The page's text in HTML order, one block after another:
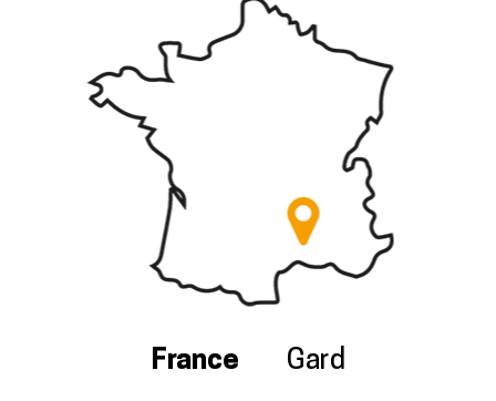
France Gard